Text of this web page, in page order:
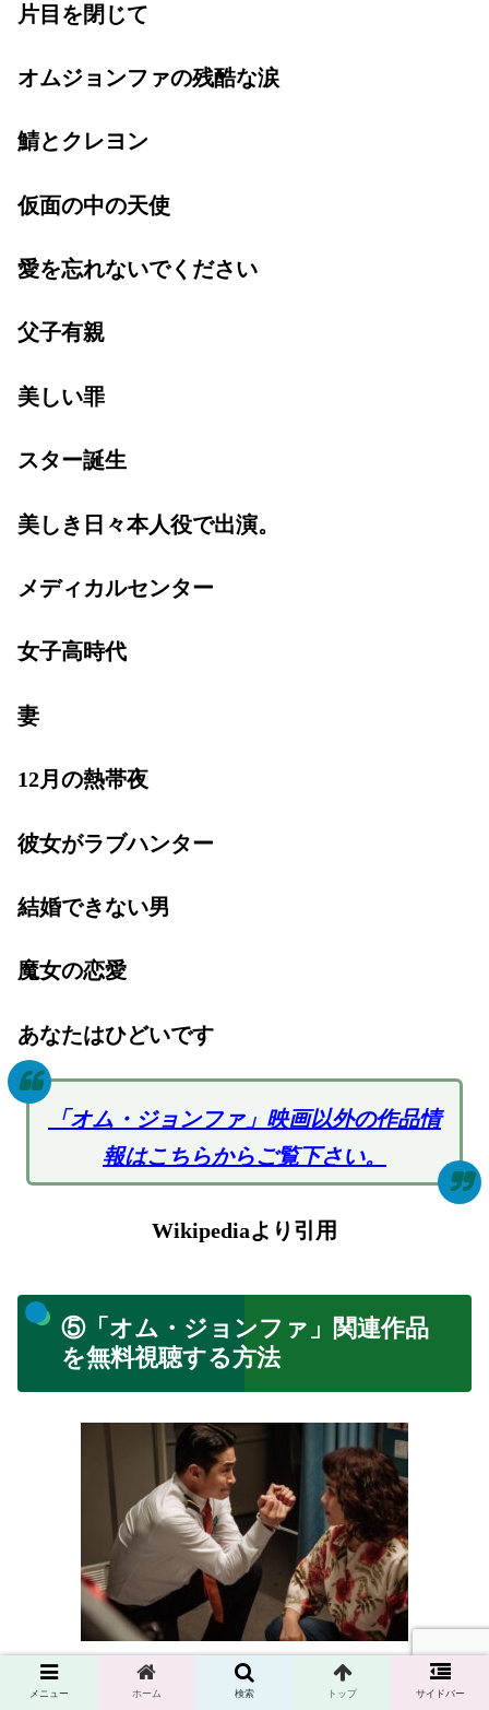
片目を閉じて
オムジョンファの残酷な涙
鯖とクレヨン
仮面の中の天使
愛を忘れないでください
父子有親
美しい罪
スター誕生
美しき日々本人役で出演。
メディカルセンター
女子高時代
妻
12月の熱帯夜
彼女がラブハンター
結婚できない男
魔女の恋愛
あなたはひどいです
「オム・ジョンファ」映画以外の作品情
報はこちらからご覧下さい。
Wikipediaより引用
⑤「オム・ジョンファ」関連作品
を無料視聴する方法
「オム・ジョンファ」関連作品をフルで観る
メニュー ホーム 検索 トップ サイドバー